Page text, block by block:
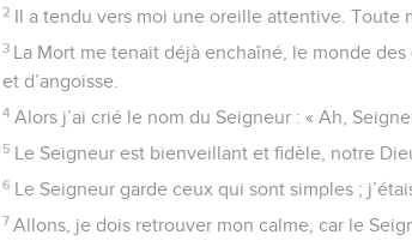
2 Il a tendu vers moi une oreille attentive. Toute
3 La Mort me tenait déjà enchaîné, le monde
et d’angoisse.
4 Alors j’ai crié le nom du Seigneur : « Ah,
5 Le Seigneur est bienveillant et fidèle, notre
6 Le Seigneur garde ceux qui sont simples ;
7 Allons, je dois retrouver mon calme, car le